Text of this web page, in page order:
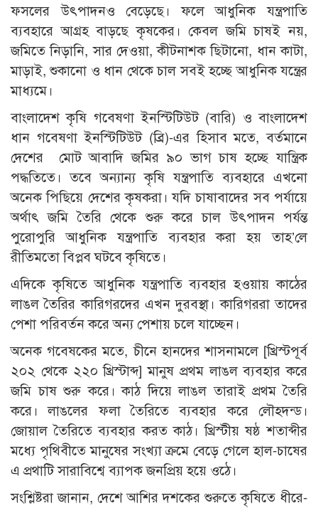
ফসলের উৎপাদনও বেড়েছে। ফলে আধুনিক যন্ত্রপাতি
ব্যবহারে আগ্রহ বাড়ছে কৃষকের। কেবল জমি চাষই নয়,
জমিতে নিড়ানি, সার দেওয়া, কীটনাশক ছিটানো, ধান কাটা,
মাড়াই, শুকানো ও ধান থেকে চাল সবই হচ্ছে আধুনিক যন্ত্রের
মাধ্যমে।
বাংলাদেশ কৃষি গবেষণা ইনস্টিটিউট (বারি) ও বাংলাদেশ
ধান গবেষণা ইনস্টিটিউট (ব্রি)-এর হিসাব মতে, বর্তমানে
দেশের মোট আবাদি জমির ৯০ ভাগ চাষ হচ্ছে যান্ত্রিক
পদ্ধতিতে। তবে অন্যান্য কৃষি যন্ত্রপাতি ব্যবহারে এখনো
অনেক পিছিয়ে দেশের কৃষকরা। যদি চাষাবাদের সব পর্যায়ে
অর্থাৎ জমি তৈরি থেকে শুরু করে চাল উৎপাদন পর্যন্ত
পুরোপুরি আধুনিক যন্ত্রপাতি ব্যবহার করা হয় তাহ’লে
রীতিমতো বিপ্লব ঘটবে কৃষিতে।
এদিকে কৃষিতে আধুনিক যন্ত্রপাতি ব্যবহার হওয়ায় কাঠের
লাঙল তৈরির কারিগরদের এখন দুরবস্থা। কারিগররা তাদের
পেশা পরিবর্তন করে অন্য পেশায় চলে যাচ্ছেন।
অনেক গবেষকের মতে, চীনে হানদের শাসনামলে [খ্রিস্টপূর্ব
২০২ থেকে ২২০ খ্রিস্টাব্দ] মানুষ প্রথম লাঙল ব্যবহার করে
জমি চাষ শুরু করে। কাঠ দিয়ে লাঙল তারাই প্রথম তৈরি
করে। লাঙলের ফলা তৈরিতে ব্যবহার করে লৌহদন্ড।
জোয়াল তৈরিতে ব্যবহার করত কাঠ। খ্রিস্টীয় ষষ্ঠ শতাব্দীর
মধ্যে পৃথিবীতে মানুষের সংখ্যা ক্রমে বেড়ে গেলে হাল-চাষের
এ প্রথাটি সারাবিশ্বে ব্যাপক জনপ্রিয় হয়ে ওঠে।
সংশ্লিষ্টরা জানান, দেশে আশির দশকের শুরুতে কৃষিতে ধীরে-